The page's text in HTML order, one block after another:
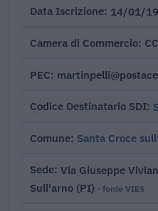
Data Iscrizione 14/01/
Camera di Commercio
PEC
Codice Destinatario SDI
Comune Santa Croce
Sede Via Giuseppe
Sull'arno (PI) · fonte VIES